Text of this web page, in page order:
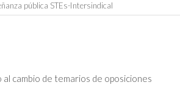
pública STEs-Intersindical
al cambio de temarios de oposiciones